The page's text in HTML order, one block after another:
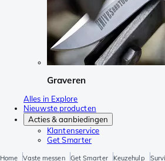
Graveren
Alles in Explore
Nieuwste producten
Acties & aanbiedingen
Klantenservice
Get Smarter
Home Vaste messen Get Smarter Keuzehulp